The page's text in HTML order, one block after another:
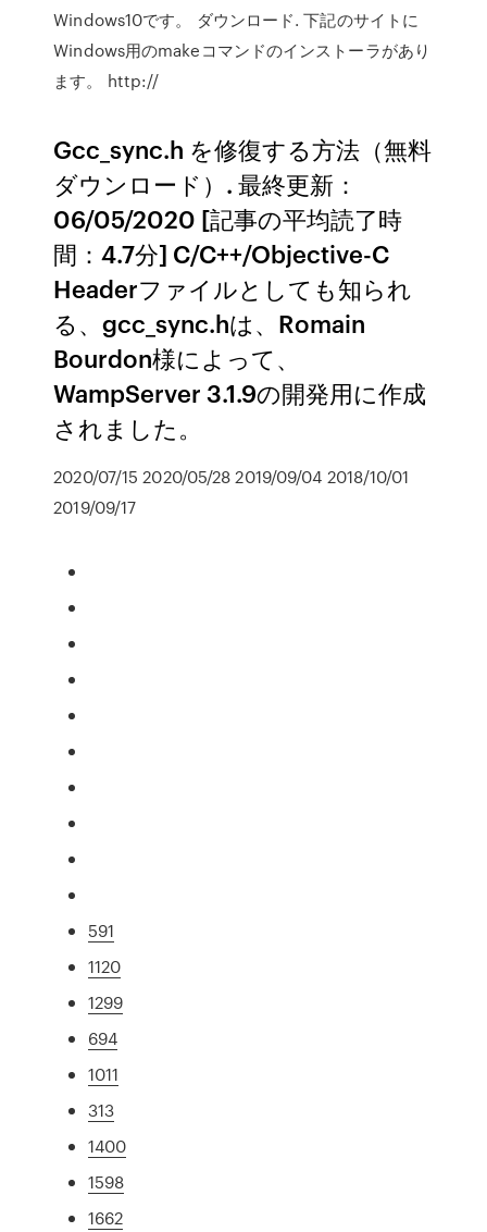
Windows10です。 ダウンロード. 下記のサイトに
Windows用のmakeコマンドのインストーラがあり
ます。 http://
Gcc_sync.h を修復する方法（無料
ダウンロード）. 最終更新：
06/05/2020 [記事の平均読了時
間：4.7分] C/C++/Objective-C
Headerファイルとしても知られ
る、gcc_sync.hは、Romain
Bourdon様によって、
WampServer 3.1.9の開発用に作成
されました。
2020/07/15 2020/05/28 2019/09/04 2018/10/01
2019/09/17
591
1120
1299
694
1011
313
1400
1598
1662